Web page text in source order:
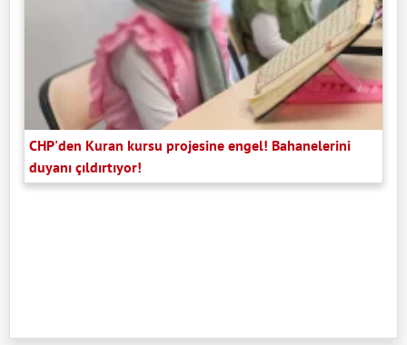
CHP'den Kuran kursu projesine engel! Bahanelerini
duyanı çıldırtıyor!